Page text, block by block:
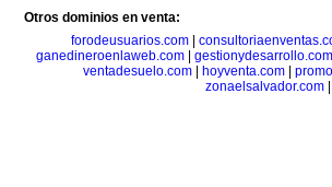
Otros dominios en venta:
forodeusuarios.com
ganedineroenlaweb.com
gestionydesarrollo.com
ventadesuelo.com
hoyventa.com
zonaelsalvador.com|